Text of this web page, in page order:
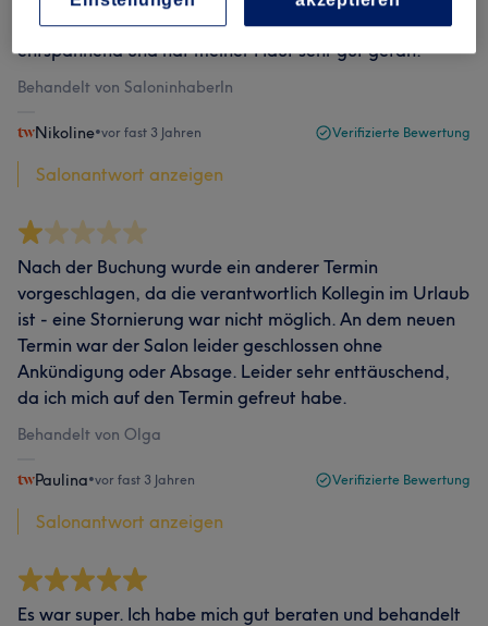
Zaira war super freundlich und die Behandlung war sehr
entspannend und hat meiner Haut sehr gut getan.
Behandelt von SaloninhaberIn
Nikoline•vor fast 3 Jahren Verifizierte Bewertung
Salonantwort anzeigen
Nach der Buchung wurde ein anderer Termin
vorgeschlagen, da die verantwortlich Kollegin im Urlaub
ist - eine Stornierung war nicht möglich. An dem neuen
Termin war der Salon leider geschlossen ohne
Ankündigung oder Absage. Leider sehr enttäuschend,
da ich mich auf den Termin gefreut habe.
Behandelt von Olga
Paulina•vor fast 3 Jahren Verifizierte Bewertung
Salonantwort anzeigen
Es war super. Ich habe mich gut beraten und behandelt